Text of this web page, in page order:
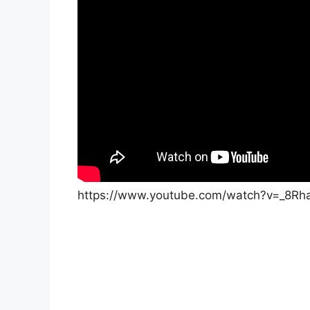
https://www.youtube.com/